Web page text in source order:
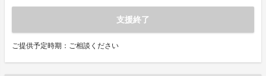
支援終了
ご提供予定時期：ご相談ください